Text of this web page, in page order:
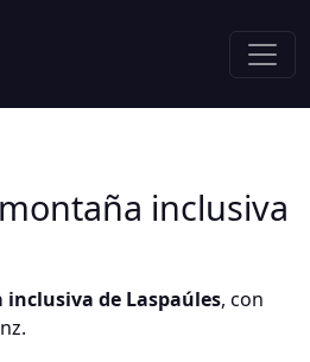
inclusiva
de Laspaúles, con